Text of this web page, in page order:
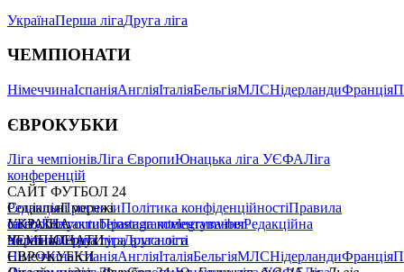
УкраїнаПерша лігаДруга ліга
ЧЕМПІОНАТИ
НімеччинаІспаніяАнгліяІталіяБельгіяМЛСНідерландиФранція
ЄВРОКУБКИ
Ліга чемпіонівЛіга ЄвропиЮнацька ліга УЄФАЛіга
конференцій
САЙТ ФУТБОЛ 24
РедакціяПрогнозиПолітика конфіденційностіПравила
сайтуКонтактиПравила коментуванняРедакційна
політикаСтруктура власності
Соціальні мережі
facebookxyoutubeinstagramtelegramviber
УКРАЇНА
УкраїнаПерша лігаДруга ліга
ЧЕМПІОНАТИ
НімеччинаІспаніяАнгліяІталіяБельгіяМЛСНідерландиФранція
ЄВРОКУБКИ